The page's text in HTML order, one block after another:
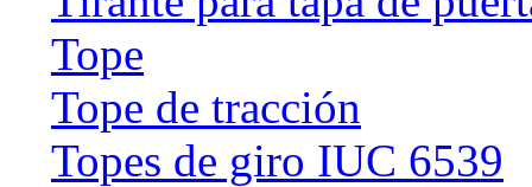
Tope
Tope de tracción
Topes de giro IUC 6539